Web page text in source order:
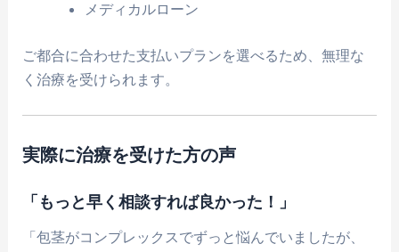
メディカルローン
ご都合に合わせた支払いプランを選べるため、無理な
く治療を受けられます。
実際に治療を受けた方の声
「もっと早く相談すれば良かった！」
「包茎がコンプレックスでずっと悩んでいましたが、